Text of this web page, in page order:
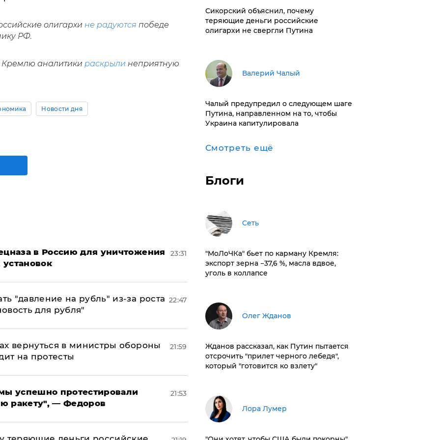
олигархи не радуются победе
РФ.
Кремлю аналитики раскрыли неприятную
Новости дня
в Россию для уничтожения
23:31
"давление на рубль" из-за роста
для рубля"
22:47
вернуться в министры обороны
на протесты
21:59
успешно протестировали
ракету", — Федоров
21:53
Сикорский объяснил, почему
теряющие деньги российские
олигархи не свергли Путина
Валерий Чалый
Чалый предупредил о следующем шаге
Путина, направленном на то, чтобы
Украина капитулировала
Смотреть ещё
Блоги
Сеть
​"МоЛоЧКа" бьет по карману Кремля:
экспорт зерна −37,6 %, масла вдвое,
уголь в коллапсе
Олег Жданов
Жданов рассказал, как Путин пытается
отсрочить "прилет черного лебедя",
который "готовится ко взлету"
​Лора Лумер